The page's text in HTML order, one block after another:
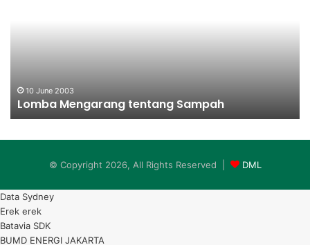
10 June 2003
Lomba Mengarang tentang Sampah
© Copyright 2026, All Rights Reserved | DML
Data Sydney
Erek erek
Batavia SDK
BUMD ENERGI JAKARTA